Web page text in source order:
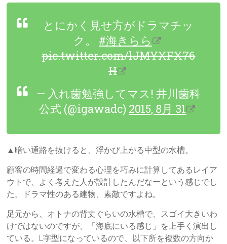
とにかく見せ方がドラマチッ
ク。 #海きらら
pic.twitter.com/lJMYXFX76
H
— 入れ歯勉強してマス! 井川歯科
公式 (@igawadc) 2015, 8月 31
▲暗い通路を抜けると、浮かび上がる中型の水槽。
顧客の時間経過で変わる心理を巧みに計算してあるレイア
ウトで、よく考えた人が設計したんだなーという感じでし
た。ドラマ性のある建物、素敵ですよね。
足元から、オトナの背丈ぐらいの水槽で、スゴイ大きいわ
けではないのですが、「海底にいる感じ」を上手く演出し
ている。L字型になっているので、以下所を複数の方向か